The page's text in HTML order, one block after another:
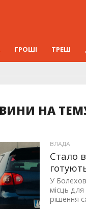
ГРОШІ ТРЕШ
НА
ВЛАДА
Стало
У
місць
рішення